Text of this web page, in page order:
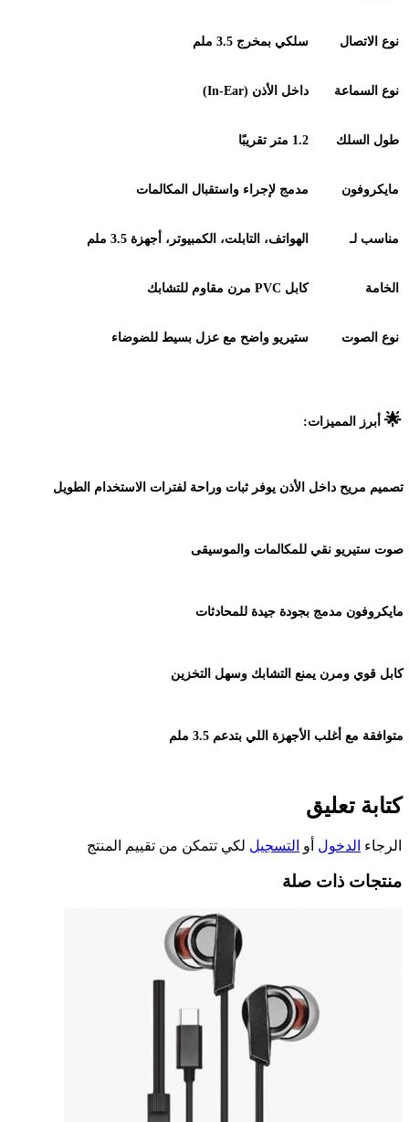
نوع الاتصال سلكي بمخرج 3.5 ملم
نوع السماعة داخل الأذن (In-Ear)
طول السلك 1.2 متر تقريبًا
مايكروفون مدمج لإجراء واستقبال المكالمات
مناسب لـ الهواتف، التابلت، الكمبيوتر، أجهزة 3.5 ملم
الخامة كابل مرن مقاوم للتشابك
نوع الصوت ستيريو واضح مع عزل بسيط للضوضاء
🌟 أبرز المميزات:
تصميم مريح داخل الأذن يوفر ثبات وراحة لفترات الاستخدام الطويل
صوت ستيريو نقي للمكالمات والموسيقى
مايكروفون مدمج بجودة جيدة للمحادثات
كابل قوي ومرن يمنع التشابك وسهل التخزين
متوافقة مع أغلب الأجهزة اللي بتدعم 3.5 ملم
كتابة تعليق
الرجاء الدخول أو التسجيل لكي تتمكن من تقييم المنتج
منتجات ذات صلة